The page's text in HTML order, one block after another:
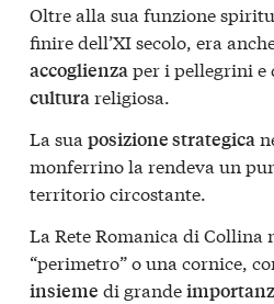
Oltre alla sua funzione
finire dell’XI secolo, era
accoglienzaper i pellegrini e
culturareligiosa.
La sua posizione strategica
monferrino la rendeva un
territorio circostante.
La Rete Romanica di Collina
“perimetro” o una cornice,
insieme di grande